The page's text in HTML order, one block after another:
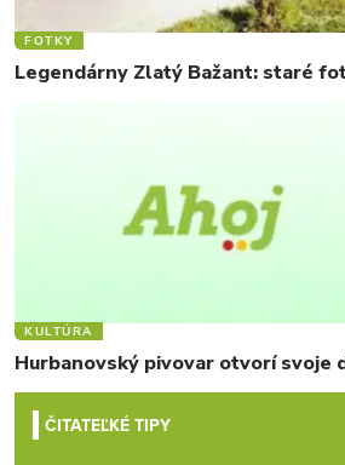
FOTKY
Legendárny Zlatý Bažant: staré
KULTÚRA
Hurbanovský pivovar otvorí svoje
ČITATEĽKÉ TIPY